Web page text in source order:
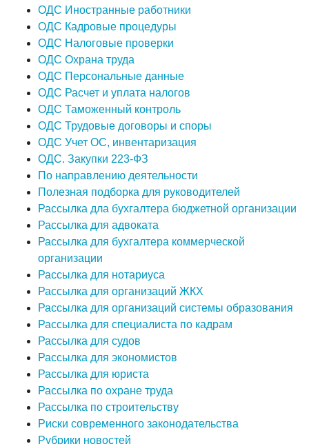
ОДС Иностранные работники
ОДС Кадровые процедуры
ОДС Налоговые проверки
ОДС Охрана труда
ОДС Персональные данные
ОДС Расчет и уплата налогов
ОДС Таможенный контроль
ОДС Трудовые договоры и споры
ОДС Учет ОС, инвентаризация
ОДС. Закупки 223-ФЗ
По направлению деятельности
Полезная подборка для руководителей
Рассылка дла бухгалтера бюджетной организации
Рассылка для адвоката
Рассылка для бухгалтера коммерческой
организации
Рассылка для нотариуса
Рассылка для организаций ЖКХ
Рассылка для организаций системы образования
Рассылка для специалиста по кадрам
Рассылка для судов
Рассылка для экономистов
Рассылка для юриста
Рассылка по охране труда
Рассылка по строительству
Риски современного законодательства
Рубрики новостей